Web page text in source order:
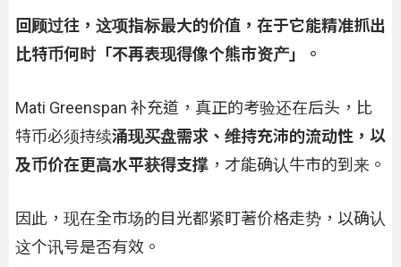
回顾过往，这项指标最大的价值，在于它能精准抓出
比特币何时「不再表现得像个熊市资产」。
Mati Greenspan 补充道，真正的考验还在后头，比
特币必须持续涌现买盘需求、维持充沛的流动性，以
及币价在更高水平获得支撑，才能确认牛市的到来。
因此，现在全市场的目光都紧盯著价格走势，以确认
这个讯号是否有效。